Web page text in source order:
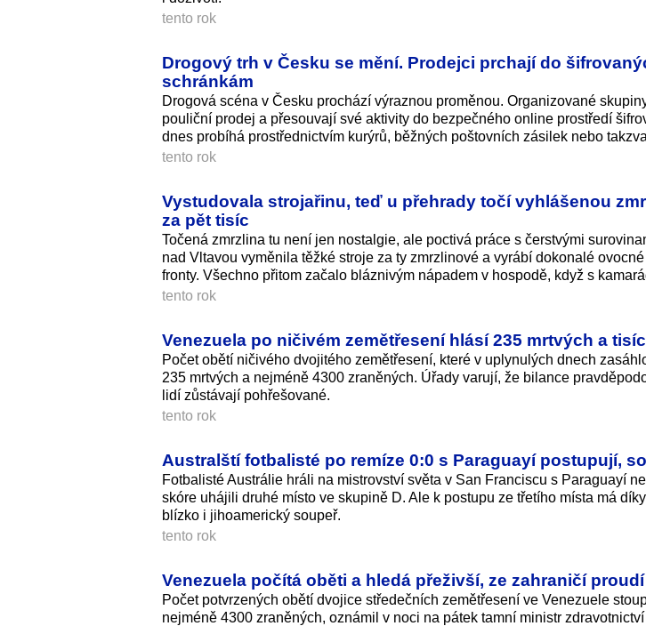
tento rok
Drogový trh v Česku se mění. Prodejci prchají do
schránkám
Drogová scéna v Česku prochází výraznou proměnou. Organizované
pouliční prodej a přesouvají své aktivity do bezpečného online prostředí
dnes probíhá prostřednictvím kurýrů, běžných poštovních zásilek nebo
tento rok
Vystudovala strojařinu, teď u přehrady točí vyhlášenou
za pět tisíc
Točená zmrzlina tu není jen nostalgie, ale poctivá práce s čerstvými
nad Vltavou vyměnila těžké stroje za ty zmrzlinové a vyrábí dokonalé
fronty. Všechno přitom začalo bláznivým nápadem v hospodě, když s
tento rok
Venezuela po ničivém zemětřesení hlásí 235 mrtvých a
Počet obětí ničivého dvojitého zemětřesení, které v uplynulých dnech
235 mrtvých a nejméně 4300 zraněných. Úřady varují, že bilance
lidí zůstávají pohřešované.
tento rok
Australští fotbalisté po remíze 0:0 s Paraguayí postupují,
Fotbalisté Austrálie hráli na mistrovství světa v San Franciscu s Paraguayí
skóre uhájili druhé místo ve skupině D. Ale k postupu ze třetího místa má
blízko i jihoamerický soupeř.
tento rok
Venezuela počítá oběti a hledá přeživší, ze zahraničí
Počet potvrzených obětí dvojice středečních zemětřesení ve Venezuele
nejméně 4300 zraněných, oznámil v noci na pátek tamní ministr